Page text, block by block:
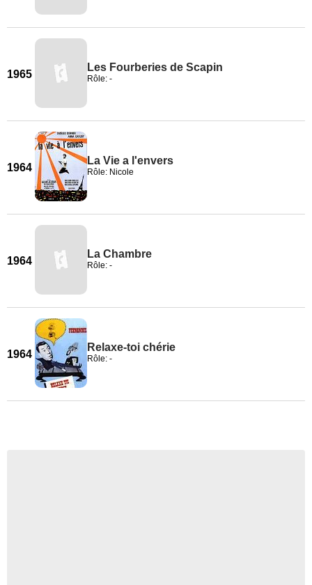
1965
Les Fourberies de Scapin
Rôle: -
1964
La Vie a l'envers
Rôle: Nicole
1964
La Chambre
Rôle: -
1964
Relaxe-toi chérie
Rôle: -